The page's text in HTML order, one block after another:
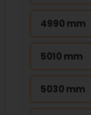
4990 mm
5010 mm
5030 mm